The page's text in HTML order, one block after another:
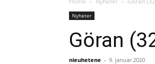
Nyheter
Göran
nieuhetene - 9. januar 2020